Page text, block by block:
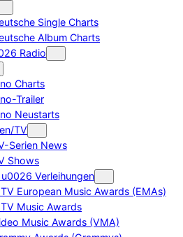
Single Charts
Album Charts
Radio
Charts
Trailer
Neustarts
TV
Serien News
Shows
Verleihungen
European Music Awards (EMAs)
Music Awards
Music Awards (VMA)